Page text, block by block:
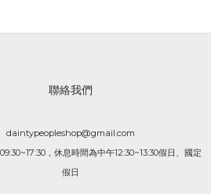
聯絡我們
daintypeopleshop@gmail.com
，休息時間為中午12:30~13:30假日、國定
假日